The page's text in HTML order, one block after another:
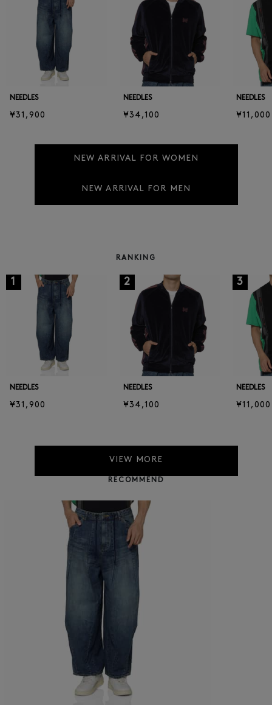
NEEDLES
¥31,900
NEEDLES
¥34,100
NEEDLES
¥11,000
NEW ARRIVAL FOR WOMEN
NEW ARRIVAL FOR MEN
RANKING
1
NEEDLES
¥31,900
2
NEEDLES
¥34,100
3
NEEDLES
¥11,000
VIEW MORE
RECOMMEND